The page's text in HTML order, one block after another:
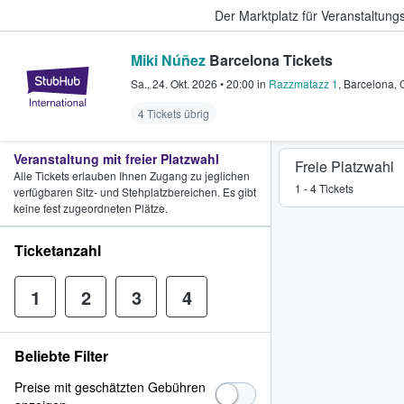
Der Marktplatz für
StubHub - Wo Fans Tickets
Miki Núñez Barcelona Tickets
Sa., 24. Okt. 2026 •20:00 in Razzmatazz 1, Barcelona,
4 Tickets übrig
Freie Platzwahl
1 - 4 Tickets
Veranstaltung mit freier Platzwahl
Alle Tickets erlauben Ihnen Zugang zu jeglichen
verfügbaren Sitz- und Stehplatzbereichen. Es gibt
keine fest zugeordneten Plätze.
Ticketanzahl
1 2 3 4
Beliebte Filter
Preise mit geschätzten Gebühren